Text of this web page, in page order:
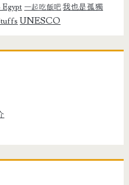
Egypt 一起吃飯吧 我也是孤獨
UNESCO